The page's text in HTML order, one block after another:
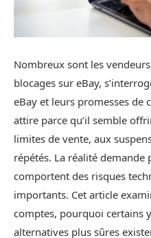
Nombreux sont les
blocages sur eBay,
eBay et leurs promesses de
attire parce qu’il semble
limites de vente, aux
répétés. La réalité demande
comportent des risques
importants. Cet article
comptes, pourquoi certains
alternatives plus sûres